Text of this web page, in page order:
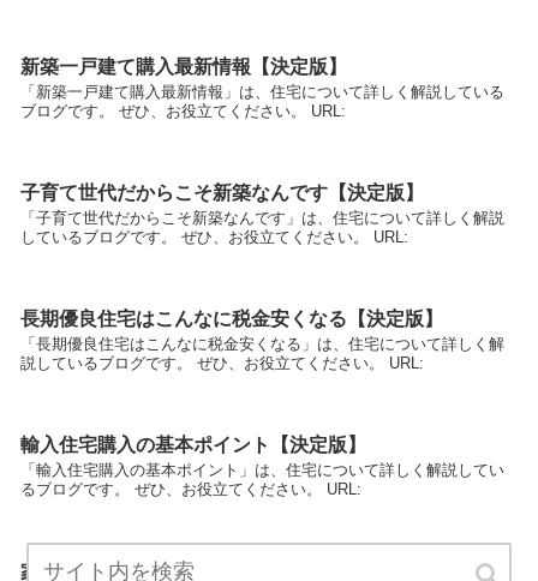
新築一戸建て購入最新情報【決定版】
「新築一戸建て購入最新情報」は、住宅について詳しく解説している
ブログです。 ぜひ、お役立てください。 URL:
子育て世代だからこそ新築なんです【決定版】
「子育て世代だからこそ新築なんです」は、住宅について詳しく解説
しているブログです。 ぜひ、お役立てください。 URL:
長期優良住宅はこんなに税金安くなる【決定版】
「長期優良住宅はこんなに税金安くなる」は、住宅について詳しく解
説しているブログです。 ぜひ、お役立てください。 URL:
輸入住宅購入の基本ポイント【決定版】
「輸入住宅購入の基本ポイント」は、住宅について詳しく解説してい
るブログです。 ぜひ、お役立てください。 URL:
家族で過ごす新築住宅【決定版】